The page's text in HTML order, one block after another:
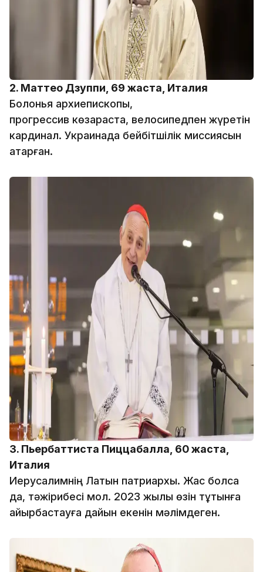
2. Маттео Дзуппи, 69 жаста, Италия
Болонья архиепископы,
прогрессив көзқараста, велосипедпен жүретін
кардинал. Украинада бейбітшілік миссиясын
атқарған.
3. Пьербаттиста Пиццабалла, 60 жаста,
Италия
Иерусалимнің Латын патриархы. Жас болса
да, тәжірибесі мол. 2023 жылы өзін тұтқынға
айырбастауға дайын екенін мәлімдеген.